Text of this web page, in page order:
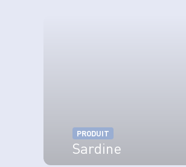
PRODUIT
Sardine